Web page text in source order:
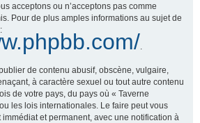
acceptons ou n’acceptons pas comme
Pour de plus amples informations au sujet de
de contenu abusif, obscène, vulgaire,
à caractère sexuel ou tout autre contenu
de votre pays, du pays où « Taverne
les lois internationales. Le faire peut vous
et permanent, avec une notification à